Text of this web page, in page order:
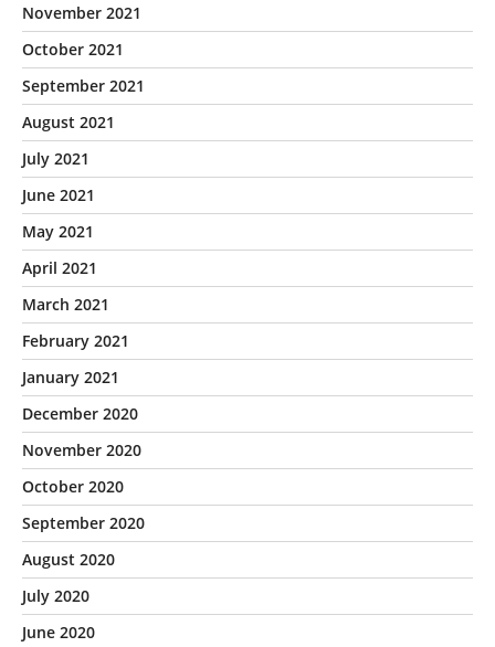
November 2021
October 2021
September 2021
August 2021
July 2021
June 2021
May 2021
April 2021
March 2021
February 2021
January 2021
December 2020
November 2020
October 2020
September 2020
August 2020
July 2020
June 2020